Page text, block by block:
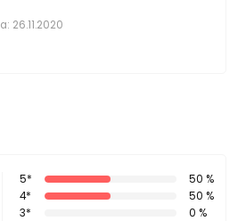
26.11.2020
5*
50 %
4*
50 %
3*
0 %